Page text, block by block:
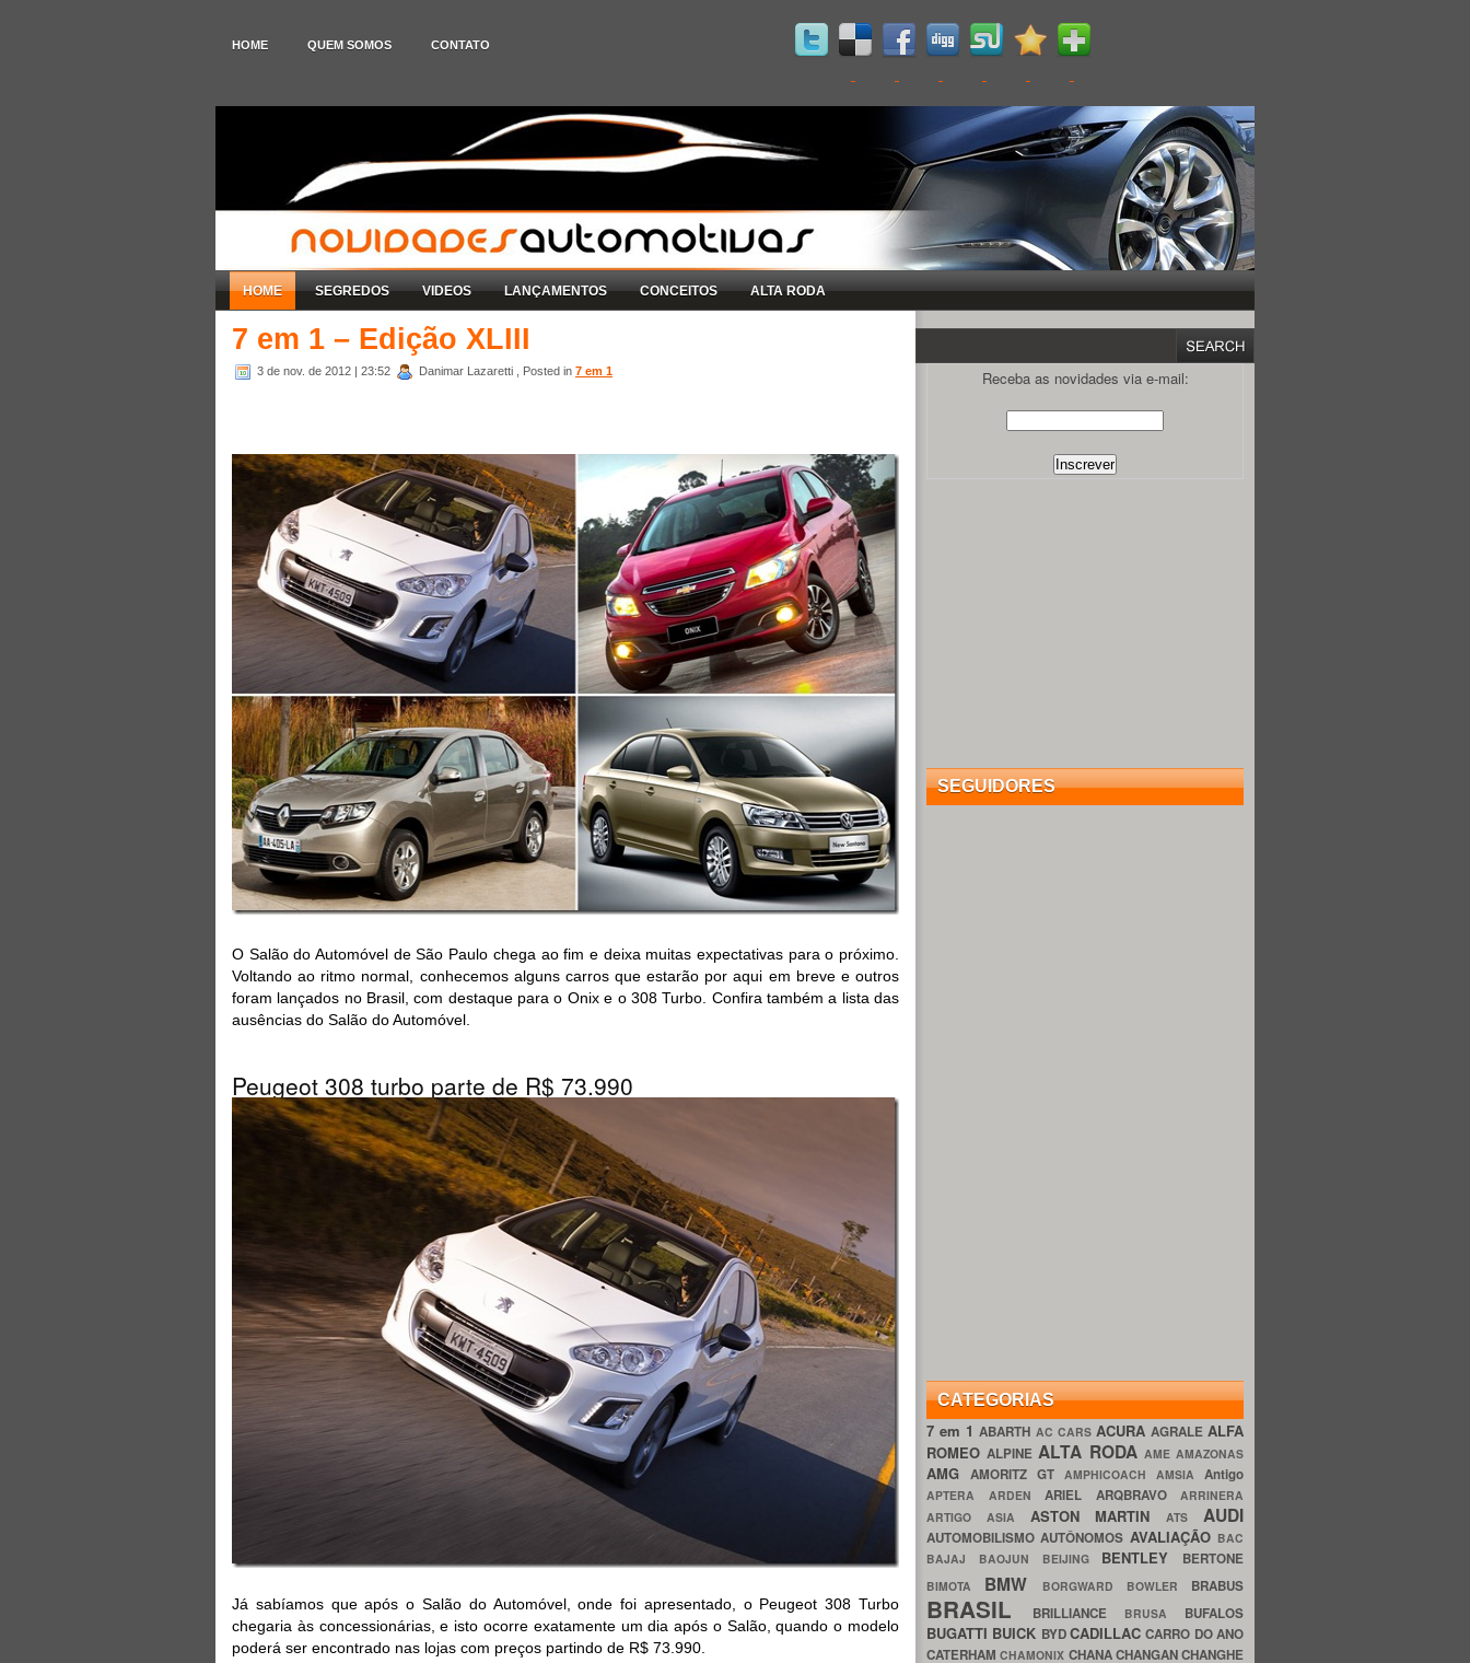
HOME QUEM SOMOS CONTATO
HOME SEGREDOS VIDEOS LANÇAMENTOS CONCEITOS ALTA RODA
7 em 1 – Edição XLIII
3 de nov. de 2012 | 23:52 Danimar Lazaretti , Posted in 7 em 1
O Salão do Automóvel de São Paulo chega ao fim e deixa muitas expectativas para o próximo.
Voltando ao ritmo normal, conhecemos alguns carros que estarão por aqui em breve e outros
foram lançados no Brasil, com destaque para o Onix e o 308 Turbo. Confira também a lista das
ausências do Salão do Automóvel.
Peugeot 308 turbo parte de R$ 73.990
Já sabíamos que após o Salão do Automóvel, onde foi apresentado, o Peugeot 308 Turbo
chegaria às concessionárias, e isto ocorre exatamente um dia após o Salão, quando o modelo
poderá ser encontrado nas lojas com preços partindo de R$ 73.990.
Receba as novidades via e-mail:
SEGUIDORES
CATEGORIAS
7 em 1ABARTH AC CARS ACURA AGRALE ALFA
ROMEOALPINEALTA RODA AME AMAZONAS
AMG AMORITZ GT AMPHICOACH AMSIA Antigo
APTERA ARDEN ARIEL ARQBRAVO ARRINERA
ARTIGO ASIA ASTON MARTINATS AUDI
AUTOMOBILISMOAUTÔNOMOS AVALIAÇÃO BAC
BAJAJ BAOJUN BEIJING BENTLEY BERTONE
BIMOTA BMW BORGWARD BOWLER BRABUS
BRASIL BRILLIANCE BRUSA BUFALOS
BUGATTI BUICK BYDCADILLACCARRO DO ANO
CATERHAMCHAMONIX CHANACHANGANCHANGHE